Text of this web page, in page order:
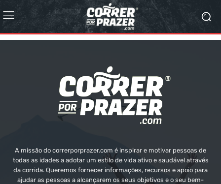
A missão do correrporprazer.com é inspirar e motivar pessoas de
todas as idades a adotar um estilo de vida ativo e saudável através
da corrida. Queremos fornecer informações, recursos e apoio para
ajudar as pessoas a alcançarem os seus objetivos e o seu bem-